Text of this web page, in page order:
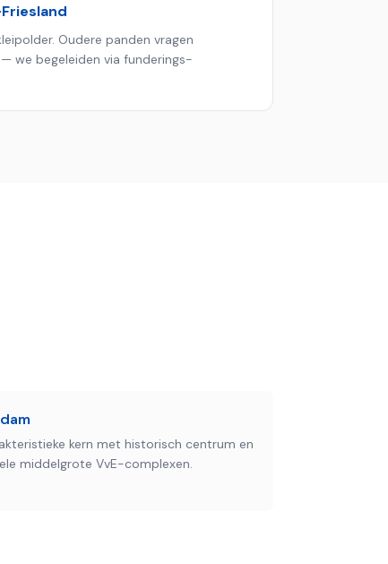
Oudere panden vragen
we begeleiden via funderings­
kern met historisch centrum en
middelgrote VvE-complexen.